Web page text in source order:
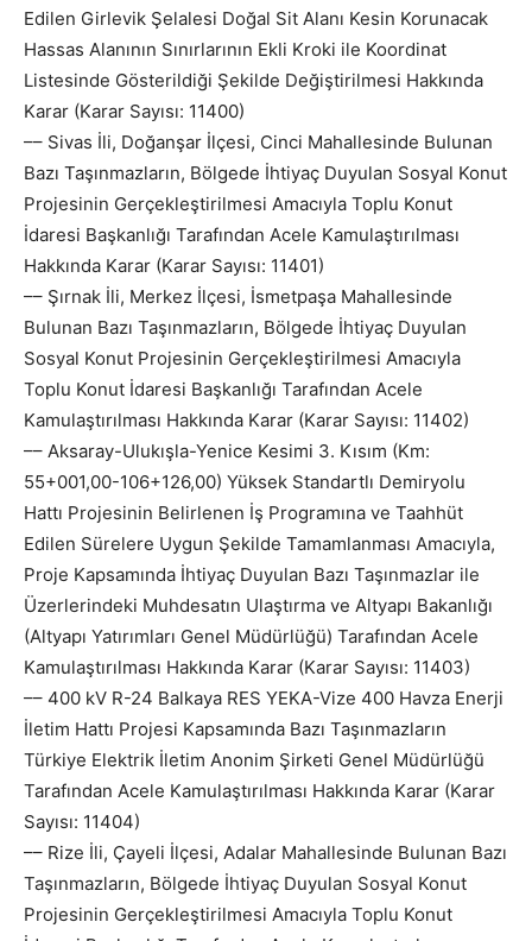
Edilen Girlevik Şelalesi Doğal Sit Alanı Kesin Korunacak
Hassas Alanının Sınırlarının Ekli Kroki ile Koordinat
Listesinde Gösterildiği Şekilde Değiştirilmesi Hakkında
Karar (Karar Sayısı: 11400)
–– Sivas İli, Doğanşar İlçesi, Cinci Mahallesinde Bulunan
Bazı Taşınmazların, Bölgede İhtiyaç Duyulan Sosyal Konut
Projesinin Gerçekleştirilmesi Amacıyla Toplu Konut
İdaresi Başkanlığı Tarafından Acele Kamulaştırılması
Hakkında Karar (Karar Sayısı: 11401)
–– Şırnak İli, Merkez İlçesi, İsmetpaşa Mahallesinde
Bulunan Bazı Taşınmazların, Bölgede İhtiyaç Duyulan
Sosyal Konut Projesinin Gerçekleştirilmesi Amacıyla
Toplu Konut İdaresi Başkanlığı Tarafından Acele
Kamulaştırılması Hakkında Karar (Karar Sayısı: 11402)
–– Aksaray-Ulukışla-Yenice Kesimi 3. Kısım (Km:
55+001,00-106+126,00) Yüksek Standartlı Demiryolu
Hattı Projesinin Belirlenen İş Programına ve Taahhüt
Edilen Sürelere Uygun Şekilde Tamamlanması Amacıyla,
Proje Kapsamında İhtiyaç Duyulan Bazı Taşınmazlar ile
Üzerlerindeki Muhdesatın Ulaştırma ve Altyapı Bakanlığı
(Altyapı Yatırımları Genel Müdürlüğü) Tarafından Acele
Kamulaştırılması Hakkında Karar (Karar Sayısı: 11403)
–– 400 kV R-24 Balkaya RES YEKA-Vize 400 Havza Enerji
İletim Hattı Projesi Kapsamında Bazı Taşınmazların
Türkiye Elektrik İletim Anonim Şirketi Genel Müdürlüğü
Tarafından Acele Kamulaştırılması Hakkında Karar (Karar
Sayısı: 11404)
–– Rize İli, Çayeli İlçesi, Adalar Mahallesinde Bulunan Bazı
Taşınmazların, Bölgede İhtiyaç Duyulan Sosyal Konut
Projesinin Gerçekleştirilmesi Amacıyla Toplu Konut